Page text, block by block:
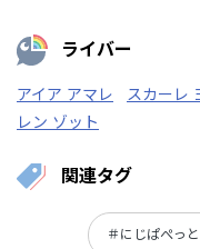
ライバー
アイア アマレ スカーレ
レン ゾット
関連タグ
＃にじぱぺっ